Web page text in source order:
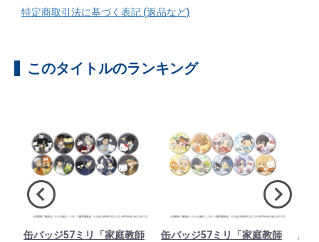
特定商取引法に基づく表記 (返品など)
このタイトルのランキング
缶バッジ57ミリ「家庭教師
缶バッジ57ミリ「家庭教師
星